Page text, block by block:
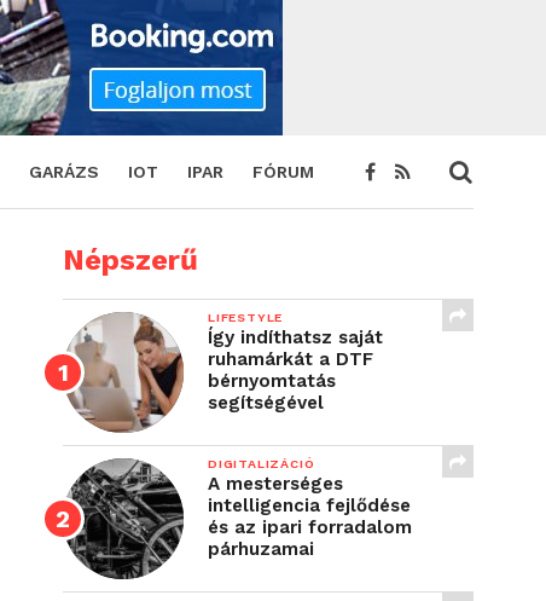
GARÁZS IOT IPAR FÓRUM
Népszerű
LIFESTYLE
Így indíthatsz saját
ruhamárkát a DTF
bérnyomtatás
segítségével
DIGITALIZÁCIÓ
A mesterséges
intelligencia fejlődése
és az ipari forradalom
párhuzamai